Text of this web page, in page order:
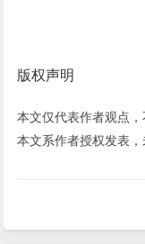
版权声明
本文仅代表作者观点，
本文系作者授权发表，